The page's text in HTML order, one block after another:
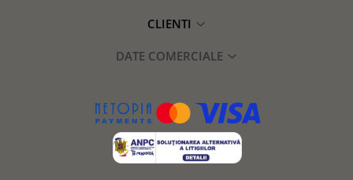
CLIENTI
DATE COMERCIALE